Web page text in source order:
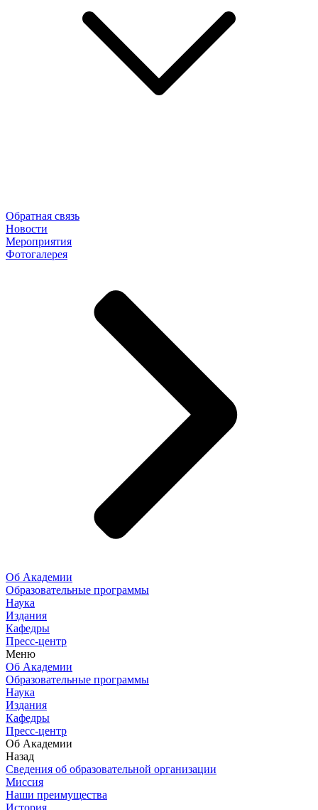
Обратная связь
Новости
Мероприятия
Фотогалерея
Об Академии
Образовательные программы
Наука
Издания
Кафедры
Пресс-центр
Меню
Об Академии
Образовательные программы
Наука
Издания
Кафедры
Пресс-центр
Об Академии
Назад
Сведения об образовательной организации
Миссия
Наши преимущества